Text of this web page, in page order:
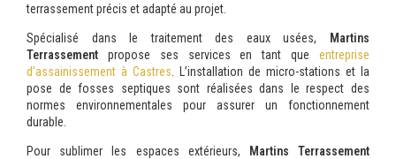
terrassement précis et adapté au projet.
Spécialisé dans le traitement des eaux usées, Martins
Terrassement propose ses services en tant que entreprise
d'assainissement à Castres . L’installation de micro-stations et la
pose de fosses septiques sont réalisées dans le respect des
normes environnementales pour assurer un fonctionnement
durable.
Pour sublimer les espaces extérieurs, Martins Terrassement